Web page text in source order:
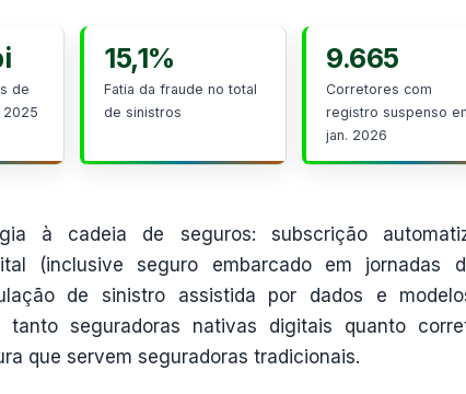
de
2025
15,1%
Fatia da fraude no total
de sinistros
9.665
Corretores com
registro suspenso
jan. 2026
à cadeia de seguros: subscrição
(inclusive seguro embarcado em jornadas
de sinistro assistida por dados e
seguradoras nativas digitais quanto
que servem seguradoras tradicionais.